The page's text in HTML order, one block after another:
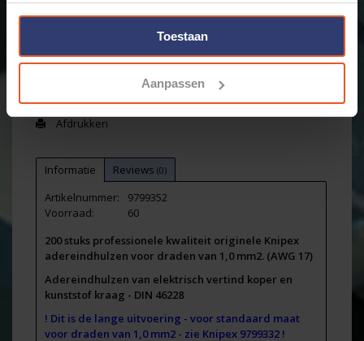
Toestaan
Aanpassen
Email ons over dit product
Aan verlanglijst toevoegen
Toevoegen om te vergelijken
Afdrukken
Informatie Reviews (0)
Artikelnummer:
9799352
Voorraad:
60
200 stuks professionele kwaliteit originele Knipex
adereindhulzen voor draden van 1,0 mm2. (AWG 17)
Adereindhulzen van elektrisch vertind koper en
kunststof kraag - DIN 46228
! Dit is de lange uitvoering - voor standaard maat
voor draden van 1,0 mm2 - zie Knipex 9799332 !